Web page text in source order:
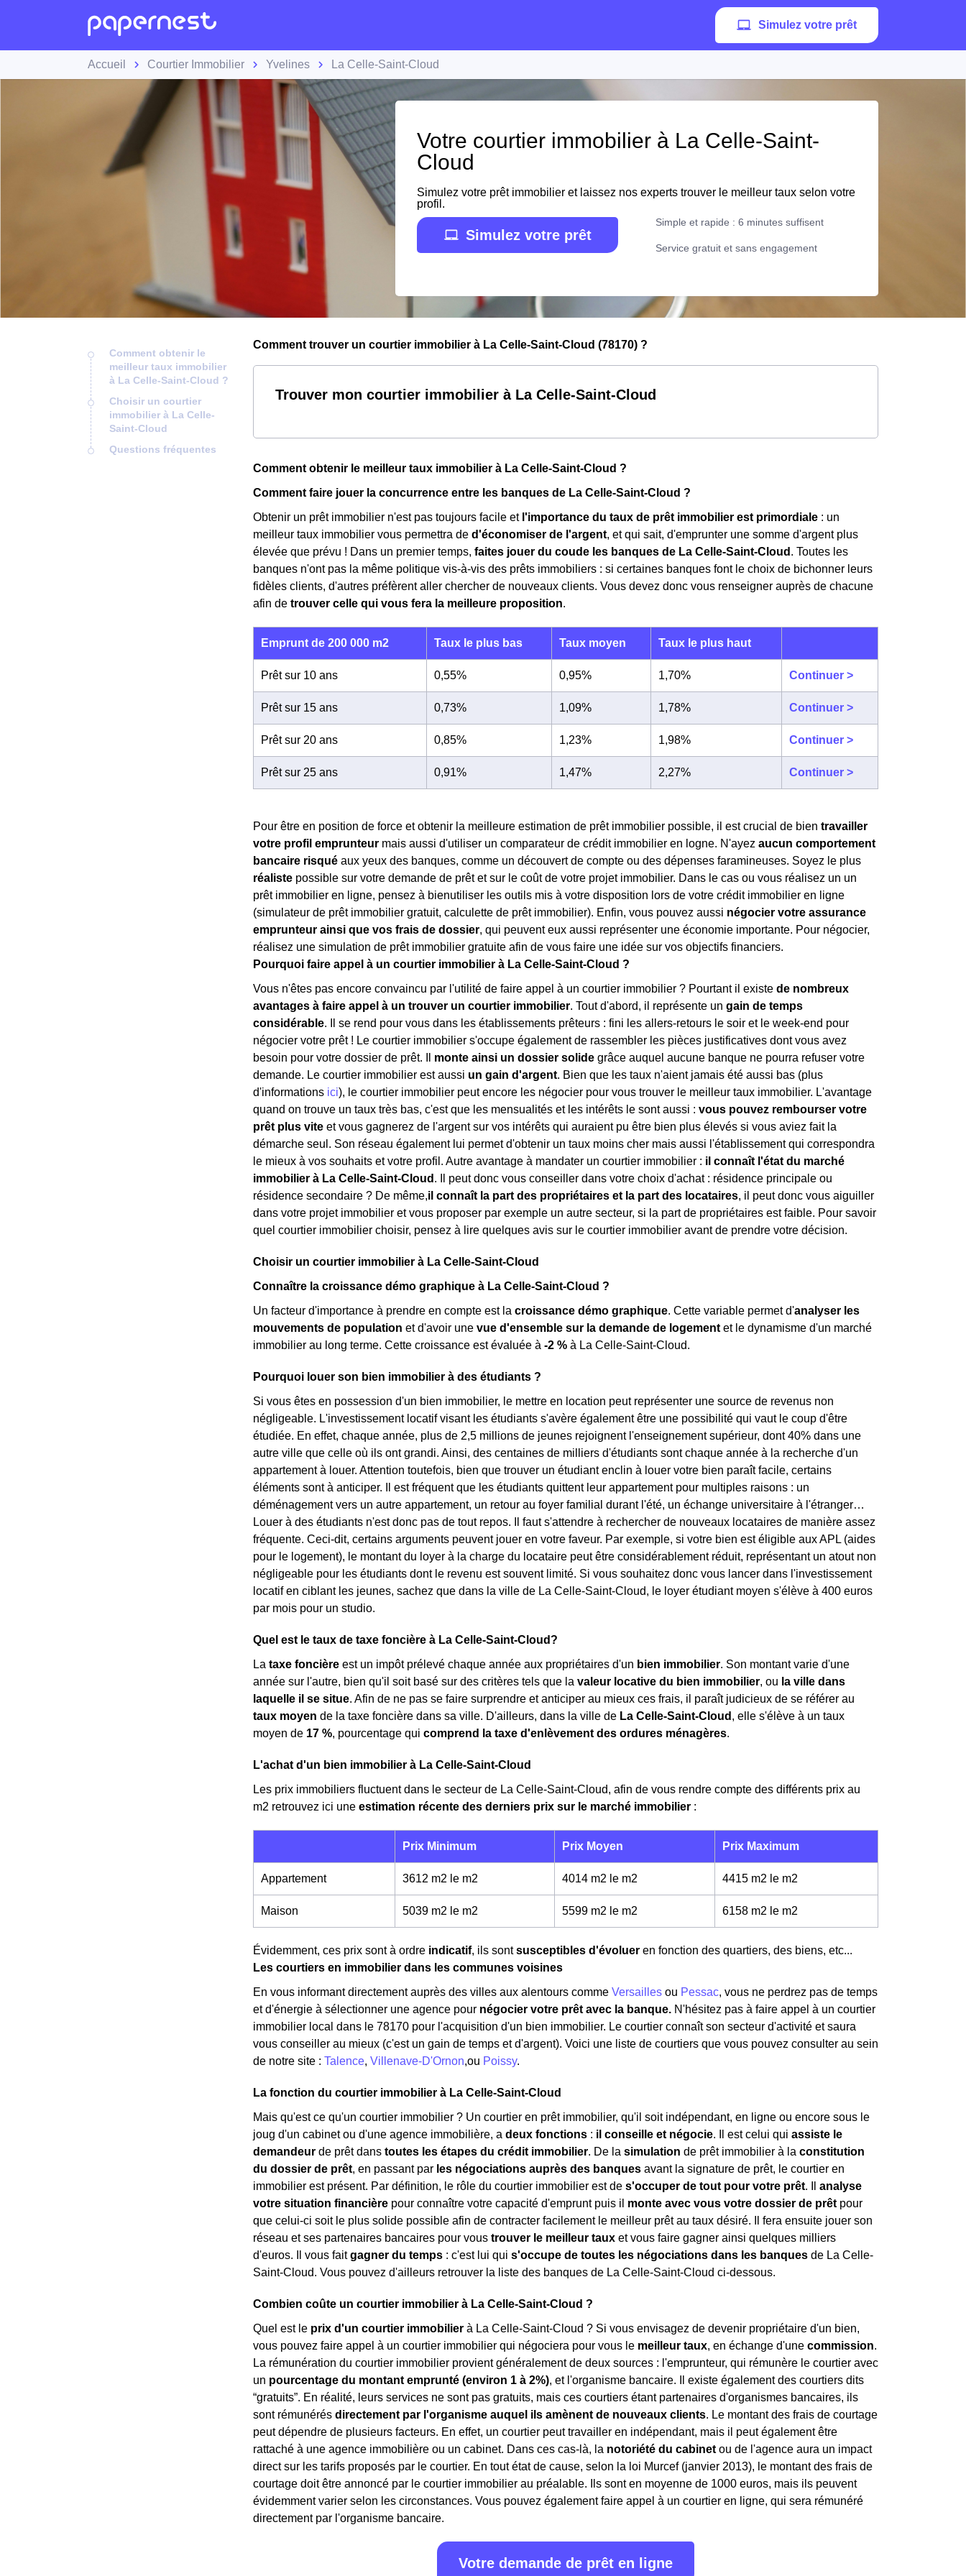
Simulez votre prêt
Accueil Courtier Immobilier Yvelines La Celle-Saint-Cloud
Votre courtier immobilier à La Celle-Saint-
Cloud
Simulez votre prêt immobilier et laissez nos experts trouver le meilleur taux selon votre
profil.
Simulez votre prêt
Simple et rapide : 6 minutes suffisent
Service gratuit et sans engagement
Comment obtenir le
meilleur taux immobilier
à La Celle-Saint-Cloud ?
Choisir un courtier
immobilier à La Celle-
Saint-Cloud
Questions fréquentes
Comment trouver un courtier immobilier à La Celle-Saint-Cloud (78170) ?
Trouver mon courtier immobilier à La Celle-Saint-Cloud
Comment obtenir le meilleur taux immobilier à La Celle-Saint-Cloud ?
Comment faire jouer la concurrence entre les banques de La Celle-Saint-Cloud ?
Obtenir un prêt immobilier n'est pas toujours facile et l'importance du taux de prêt immobilier est primordiale : un
meilleur taux immobilier vous permettra de d'économiser de l'argent, et qui sait, d'emprunter une somme d'argent plus
élevée que prévu ! Dans un premier temps, faites jouer du coude les banques de La Celle-Saint-Cloud . Toutes les
banques n'ont pas la même politique vis-à-vis des prêts immobiliers : si certaines banques font le choix de bichonner leurs
fidèles clients, d'autres préfèrent aller chercher de nouveaux clients. Vous devez donc vous renseigner auprès de chacune
afin de trouver celle qui vous fera la meilleure proposition.
Emprunt de 200 000 m2 Taux le plus bas Taux moyen Taux le plus haut
Prêt sur 10 ans 0,55% 0,95% 1,70% Continuer >
Prêt sur 15 ans 0,73% 1,09% 1,78% Continuer >
Prêt sur 20 ans 0,85% 1,23% 1,98% Continuer >
Prêt sur 25 ans 0,91% 1,47% 2,27% Continuer >
Pour être en position de force et obtenir la meilleure estimation de prêt immobilier possible, il est crucial de bien travailler
votre profil emprunteur mais aussi d'utiliser un comparateur de crédit immobilier en logne. N'ayez aucun comportement
bancaire risqué aux yeux des banques, comme un découvert de compte ou des dépenses faramineuses. Soyez le plus
réaliste possible sur votre demande de prêt et sur le coût de votre projet immobilier. Dans le cas ou vous réalisez un un
prêt immobilier en ligne, pensez à bienutiliser les outils mis à votre disposition lors de votre crédit immobilier en ligne
(simulateur de prêt immobilier gratuit, calculette de prêt immobilier). Enfin, vous pouvez aussi négocier votre assurance
emprunteur ainsi que vos frais de dossier, qui peuvent eux aussi représenter une économie importante. Pour négocier,
réalisez une simulation de prêt immobilier gratuite afin de vous faire une idée sur vos objectifs financiers.
Pourquoi faire appel à un courtier immobilier à La Celle-Saint-Cloud ?
Vous n'êtes pas encore convaincu par l'utilité de faire appel à un courtier immobilier ? Pourtant il existe de nombreux
avantages à faire appel à un trouver un courtier immobilier. Tout d'abord, il représente un gain de temps
considérable. Il se rend pour vous dans les établissements prêteurs : fini les allers-retours le soir et le week-end pour
négocier votre prêt ! Le courtier immobilier s'occupe également de rassembler les pièces justificatives dont vous avez
besoin pour votre dossier de prêt. Il monte ainsi un dossier solide grâce auquel aucune banque ne pourra refuser votre
demande. Le courtier immobilier est aussi un gain d'argent. Bien que les taux n'aient jamais été aussi bas (plus
d'informations ici), le courtier immobilier peut encore les négocier pour vous trouver le meilleur taux immobilier. L'avantage
quand on trouve un taux très bas, c'est que les mensualités et les intérêts le sont aussi : vous pouvez rembourser votre
prêt plus vite et vous gagnerez de l'argent sur vos intérêts qui auraient pu être bien plus élevés si vous aviez fait la
démarche seul. Son réseau également lui permet d'obtenir un taux moins cher mais aussi l'établissement qui correspondra
le mieux à vos souhaits et votre profil. Autre avantage à mandater un courtier immobilier : il connaît l'état du marché
immobilier à La Celle-Saint-Cloud . Il peut donc vous conseiller dans votre choix d'achat : résidence principale ou
résidence secondaire ? De même,il connaît la part des propriétaires et la part des locataires, il peut donc vous aiguiller
dans votre projet immobilier et vous proposer par exemple un autre secteur, si la part de propriétaires est faible. Pour savoir
quel courtier immobilier choisir, pensez à lire quelques avis sur le courtier immobilier avant de prendre votre décision.
Choisir un courtier immobilier à La Celle-Saint-Cloud
Connaître la croissance démo graphique à La Celle-Saint-Cloud ?
Un facteur d'importance à prendre en compte est la croissance démo graphique. Cette variable permet d'analyser les
mouvements de population et d'avoir une vue d'ensemble sur la demande de logement et le dynamisme d'un marché
immobilier au long terme. Cette croissance est évaluée à -2 % à La Celle-Saint-Cloud.
Pourquoi louer son bien immobilier à des étudiants ?
Si vous êtes en possession d'un bien immobilier, le mettre en location peut représenter une source de revenus non
négligeable. L'investissement locatif visant les étudiants s'avère également être une possibilité qui vaut le coup d'être
étudiée. En effet, chaque année, plus de 2,5 millions de jeunes rejoignent l'enseignement supérieur, dont 40% dans une
autre ville que celle où ils ont grandi. Ainsi, des centaines de milliers d'étudiants sont chaque année à la recherche d'un
appartement à louer. Attention toutefois, bien que trouver un étudiant enclin à louer votre bien paraît facile, certains
éléments sont à anticiper. Il est fréquent que les étudiants quittent leur appartement pour multiples raisons : un
déménagement vers un autre appartement, un retour au foyer familial durant l'été, un échange universitaire à l'étranger…
Louer à des étudiants n'est donc pas de tout repos. Il faut s'attendre à rechercher de nouveaux locataires de manière assez
fréquente. Ceci-dit, certains arguments peuvent jouer en votre faveur. Par exemple, si votre bien est éligible aux APL (aides
pour le logement), le montant du loyer à la charge du locataire peut être considérablement réduit, représentant un atout non
négligeable pour les étudiants dont le revenu est souvent limité. Si vous souhaitez donc vous lancer dans l'investissement
locatif en ciblant les jeunes, sachez que dans la ville de La Celle-Saint-Cloud, le loyer étudiant moyen s'élève à 400 euros
par mois pour un studio.
Quel est le taux de taxe foncière à La Celle-Saint-Cloud?
La taxe foncière est un impôt prélevé chaque année aux propriétaires d'un bien immobilier. Son montant varie d'une
année sur l'autre, bien qu'il soit basé sur des critères tels que la valeur locative du bien immobilier, ou la ville dans
laquelle il se situe. Afin de ne pas se faire surprendre et anticiper au mieux ces frais, il paraît judicieux de se référer au
taux moyen de la taxe foncière dans sa ville. D'ailleurs, dans la ville de La Celle-Saint-Cloud , elle s'élève à un taux
moyen de 17 %, pourcentage qui comprend la taxe d'enlèvement des ordures ménagères.
L'achat d'un bien immobilier à La Celle-Saint-Cloud
Les prix immobiliers fluctuent dans le secteur de La Celle-Saint-Cloud, afin de vous rendre compte des différents prix au
m2 retrouvez ici une estimation récente des derniers prix sur le marché immobilier :
Prix Minimum Prix Moyen Prix Maximum
Appartement 3612 m2 le m2 4014 m2 le m2 4415 m2 le m2
Maison 5039 m2 le m2 5599 m2 le m2 6158 m2 le m2
Évidemment, ces prix sont à ordre indicatif, ils sontsusceptibles d'évoluer en fonction des quartiers, des biens, etc...
Les courtiers en immobilier dans les communes voisines
En vous informant directement auprès des villes aux alentours comme Versailles ou Pessac, vous ne perdrez pas de temps
et d'énergie à sélectionner une agence pour négocier votre prêt avec la banque. N'hésitez pas à faire appel à un courtier
immobilier local dans le 78170 pour l'acquisition d'un bien immobilier. Le courtier connaît son secteur d'activité et saura
vous conseiller au mieux (c'est un gain de temps et d'argent). Voici une liste de courtiers que vous pouvez consulter au sein
de notre site : Talence, Villenave-D'Ornon,ou Poissy.
La fonction du courtier immobilier à La Celle-Saint-Cloud
Mais qu'est ce qu'un courtier immobilier ? Un courtier en prêt immobilier, qu'il soit indépendant, en ligne ou encore sous le
joug d'un cabinet ou d'une agence immobilière, a deux fonctions : il conseille et négocie. Il est celui qui assiste le
demandeur de prêt dans toutes les étapes du crédit immobilier. De la simulation de prêt immobilier à la constitution
du dossier de prêt, en passant par les négociations auprès des banques avant la signature de prêt, le courtier en
immobilier est présent. Par définition, le rôle du courtier immobilier est de s'occuper de tout pour votre prêt. Il
analyse
votre situation financière pour connaître votre capacité d'emprunt puis il monte avec vous votre dossier de prêt pour
que celui-ci soit le plus solide possible afin de contracter facilement le meilleur prêt au taux désiré. Il fera ensuite jouer son
réseau et ses partenaires bancaires pour vous trouver le meilleur taux et vous faire gagner ainsi quelques milliers
d'euros. Il vous faitgagner du temps : c'est lui qui s'occupe de toutes les négociations dans les banques de La Celle-
Saint-Cloud. Vous pouvez d'ailleurs retrouver la liste des banques de La Celle-Saint-Cloud ci-dessous.
Combien coûte un courtier immobilier à La Celle-Saint-Cloud ?
Quel est le prix d'un courtier immobilier à La Celle-Saint-Cloud ? Si vous envisagez de devenir propriétaire d'un bien,
vous pouvez faire appel à un courtier immobilier qui négociera pour vous le meilleur taux, en échange d'une commission.
La rémunération du courtier immobilier provient généralement de deux sources : l'emprunteur, qui rémunère le courtier avec
un pourcentage du montant emprunté (environ 1 à 2%), et l'organisme bancaire. Il existe également des courtiers dits
“gratuits”. En réalité, leurs services ne sont pas gratuits, mais ces courtiers étant partenaires d'organismes bancaires, ils
sont rémunérés directement par l'organisme auquel ils amènent de nouveaux clients. Le montant des frais de courtage
peut dépendre de plusieurs facteurs. En effet, un courtier peut travailler en indépendant, mais il peut également être
rattaché à une agence immobilière ou un cabinet. Dans ces cas-là, la notoriété du cabinet ou de l'agence aura un impact
direct sur les tarifs proposés par le courtier. En tout état de cause, selon la loi Murcef (janvier 2013), le montant des frais de
courtage doit être annoncé par le courtier immobilier au préalable. Ils sont en moyenne de 1000 euros, mais ils peuvent
évidemment varier selon les circonstances. Vous pouvez également faire appel à un courtier en ligne, qui sera rémunéré
directement par l'organisme bancaire.
Votre demande de prêt en ligne